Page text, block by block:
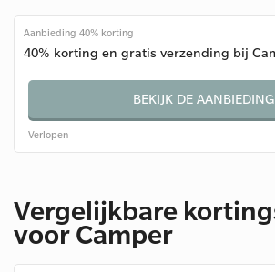
Aanbieding 40% korting
40% korting en gratis verzending bij
BEKIJK DE AANBIEDING
Verlopen
Vergelijkbare
voor Camper